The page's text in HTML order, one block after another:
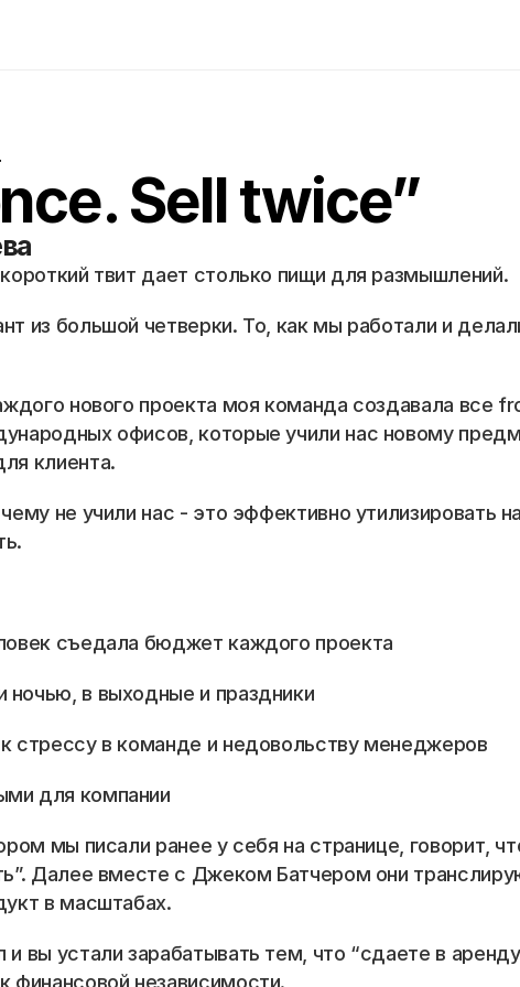
ИИ
c 0
данных
📞 Спросить
Sell twice”
твит дает столько пищи для размышлений.
из большой четверки. То, как мы работали и
нового проекта моя команда создавала все
офисов, которые учили нас новому
клиента.
не учили нас - это эффективно утилизировать
съедала бюджет каждого проекта
ночью, в выходные и праздники
стрессу в команде и недовольству менеджеров
для компании
мы писали ранее у себя на странице, говорит,
Далее вместе с Джеком Батчером они
в масштабах.
вы устали зарабатывать тем, что “сдаете в
финансовой независимости.